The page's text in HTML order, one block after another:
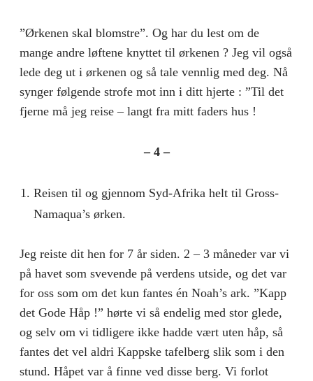
”Ørkenen skal blomstre”. Og har du lest om de
mange andre løftene knyttet til ørkenen ? Jeg vil også
lede deg ut i ørkenen og så tale vennlig med deg. Nå
synger følgende strofe mot inn i ditt hjerte : ”Til det
fjerne må jeg reise – langt fra mitt faders hus !
– 4 –
Reisen til og gjennom Syd-Afrika helt til Gross-
Namaqua’s ørken.
Jeg reiste dit hen for 7 år siden. 2 – 3 måneder var vi
på havet som svevende på verdens utside, og det var
for oss som om det kun fantes én Noah’s ark. ”Kapp
det Gode Håp !” hørte vi så endelig med stor glede,
og selv om vi tidligere ikke hadde vært uten håp, så
fantes det vel aldri Kappske tafelberg slik som i den
stund. Håpet var å finne ved disse berg. Vi forlot